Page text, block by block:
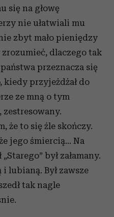
się na głowę
nie ułatwiali mu
zbyt mało pieniędzy
dlaczego tak
przeznacza się
kiedy przyjeżdżał do
ze mną o tym
zestresowany.
że to się źle skończy.
jego śmiercią… Na
był załamany.
lubianą. Był zawsze
tak nagle